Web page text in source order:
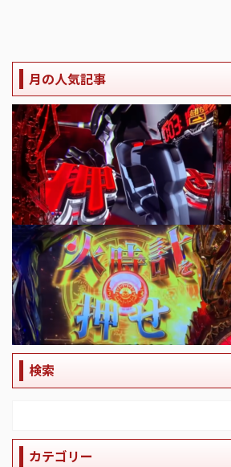
月の人気記事
検索
カテゴリー